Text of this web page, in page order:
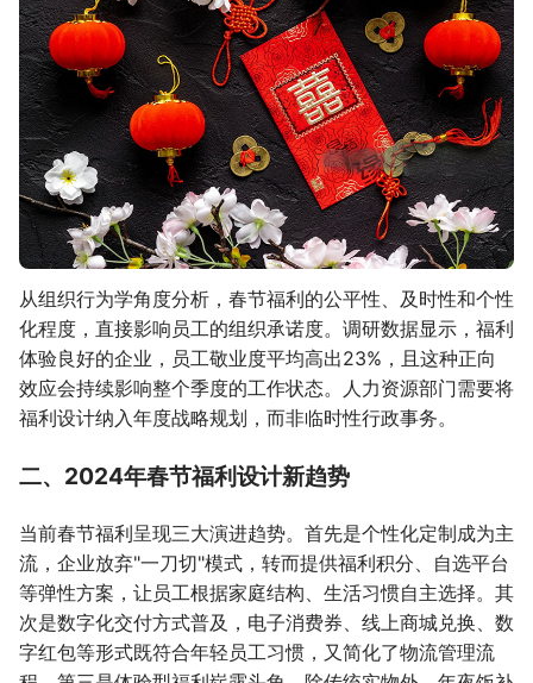
从组织行为学角度分析，春节福利的公平性、及时性和个性
化程度，直接影响员工的组织承诺度。调研数据显示，福利
体验良好的企业，员工敬业度平均高出23%，且这种正向
效应会持续影响整个季度的工作状态。人力资源部门需要将
福利设计纳入年度战略规划，而非临时性行政事务。
二、2024年春节福利设计新趋势
当前春节福利呈现三大演进趋势。首先是个性化定制成为主
流，企业放弃"一刀切"模式，转而提供福利积分、自选平台
等弹性方案，让员工根据家庭结构、生活习惯自主选择。其
次是数字化交付方式普及，电子消费券、线上商城兑换、数
字红包等形式既符合年轻员工习惯，又简化了物流管理流